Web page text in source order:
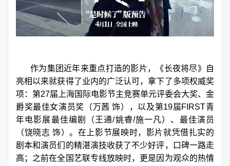
作为集团近年来重点打造的影片，《长夜将尽》自
亮相以来就获得了业内的广泛认可，拿下了多项权威奖
项：第27届上海国际电影节主竞赛单元评委会大奖、金
爵奖最佳女演员奖（万茜 饰），以及第19届FIRST青
年电影展最佳编剧（王通/姚睿/施一凡）、最佳演员
（饶晓志 饰）。在上影节展映时，影片就凭借扎实的
剧本和演员们的精湛演技收获了不少好评，口碑一路走
高；之前在全国艺联专线放映时，更是因为观众的热情